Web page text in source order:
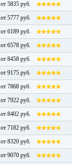
от 5835 руб.
от 5777 руб.
от 6189 руб.
от 6578 руб.
от 8458 руб.
от 9175 руб.
от 7868 руб.
от 7922 руб.
от 8402 руб.
от 7182 руб.
от 8320 руб.
от 9070 руб.